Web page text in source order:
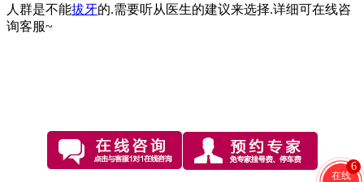
在线
6
人群是不能拔牙的.需要听从医生的建议来选择.详细可在线咨
询客服~